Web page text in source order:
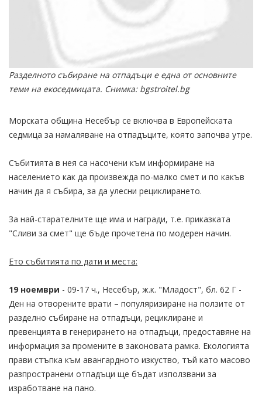
Разделното събиране на отпадъци е една от основните
теми на екоседмицата. Снимка: bgstroitel.bg
Морската община Несебър се включва в Европейската
седмица за намаляване на отпадъците, която започва утре.
Събитията в нея са насочени към информиране на
населението как да произвежда по-малко смет и по какъв
начин да я събира, за да улесни рециклирането.
За най-старателните ще има и награди, т.е. приказката
"Сливи за смет" ще бъде прочетена по модерен начин.
Ето събитията по дати и места:
19 ноември - 09-17 ч., Несебър, ж.к. "Младост", бл. 62 Г -
Ден на отворените врати – популяризиране на ползите от
разделно събиране на отпадъци, рециклиране и
превенцията в генерирането на отпадъци, предоставяне на
информация за промените в законовата рамка. Екологията
прави стъпка към авангардното изкуство, тъй като масово
разпространени отпадъци ще бъдат използвани за
изработване на пано.